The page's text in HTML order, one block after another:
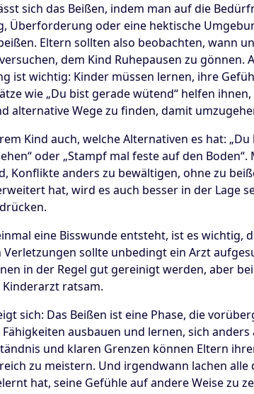
sich das Beißen, indem man auf die
Überforderung oder eine hektische
Eltern sollten also beobachten, wann
dem Kind Ruhepausen zu gönnen.
ist wichtig: Kinder müssen lernen, ihre
wie „Du bist gerade wütend“ helfen
alternative Wege zu finden, damit
Kind auch, welche Alternativen es hat: „Du
oder „Stampf mal feste auf den
Konflikte anders zu bewältigen, ohne zu
hat, wird es auch besser in der Lage
eine Bisswunde entsteht, ist es wichtig,
Verletzungen sollte unbedingt ein Arzt
in der Regel gut gereinigt werden, aber
Kinderarzt ratsam.
sich: Das Beißen ist eine Phase, die
ausbauen und lernen, sich
und klaren Grenzen können Eltern
zu meistern. Und irgendwann lachen alle
hat, seine Gefühle auf andere Weise zu